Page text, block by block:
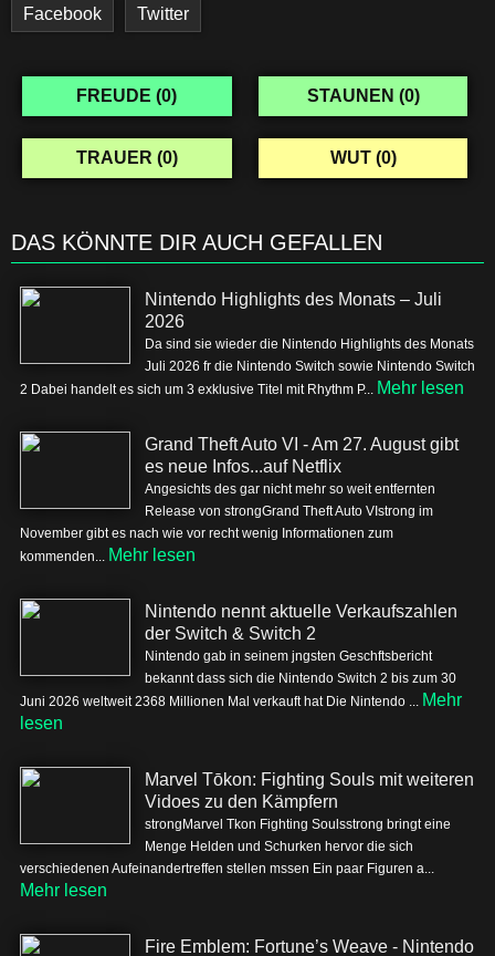
Facebook Twitter
FREUDE (0) STAUNEN (0)
TRAUER (0) WUT (0)
DAS KÖNNTE DIR AUCH GEFALLEN
Nintendo Highlights des Monats – Juli
2026
Da sind sie wieder die Nintendo Highlights des Monats
Juli 2026 fr die Nintendo Switch sowie Nintendo Switch
2 Dabei handelt es sich um 3 exklusive Titel mit Rhythm P... Mehr lesen
Grand Theft Auto VI - Am 27. August gibt
es neue Infos...auf Netflix
Angesichts des gar nicht mehr so weit entfernten
Release von strongGrand Theft Auto VIstrong im
November gibt es nach wie vor recht wenig Informationen zum
kommenden... Mehr lesen
Nintendo nennt aktuelle Verkaufszahlen
der Switch & Switch 2
Nintendo gab in seinem jngsten Geschftsbericht
bekannt dass sich die Nintendo Switch 2 bis zum 30
Juni 2026 weltweit 2368 Millionen Mal verkauft hat Die Nintendo ... Mehr
lesen
Marvel Tōkon: Fighting Souls mit weiteren
Vidoes zu den Kämpfern
strongMarvel Tkon Fighting Soulsstrong bringt eine
Menge Helden und Schurken hervor die sich
verschiedenen Aufeinandertreffen stellen mssen Ein paar Figuren a...
Mehr lesen
Fire Emblem: Fortune’s Weave - Nintendo